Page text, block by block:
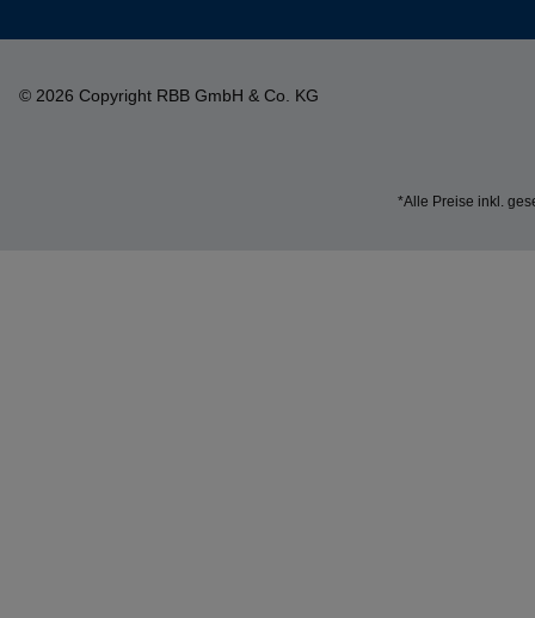
© 2026 Copyright RBB GmbH & Co. KG
*Alle Preise inkl.